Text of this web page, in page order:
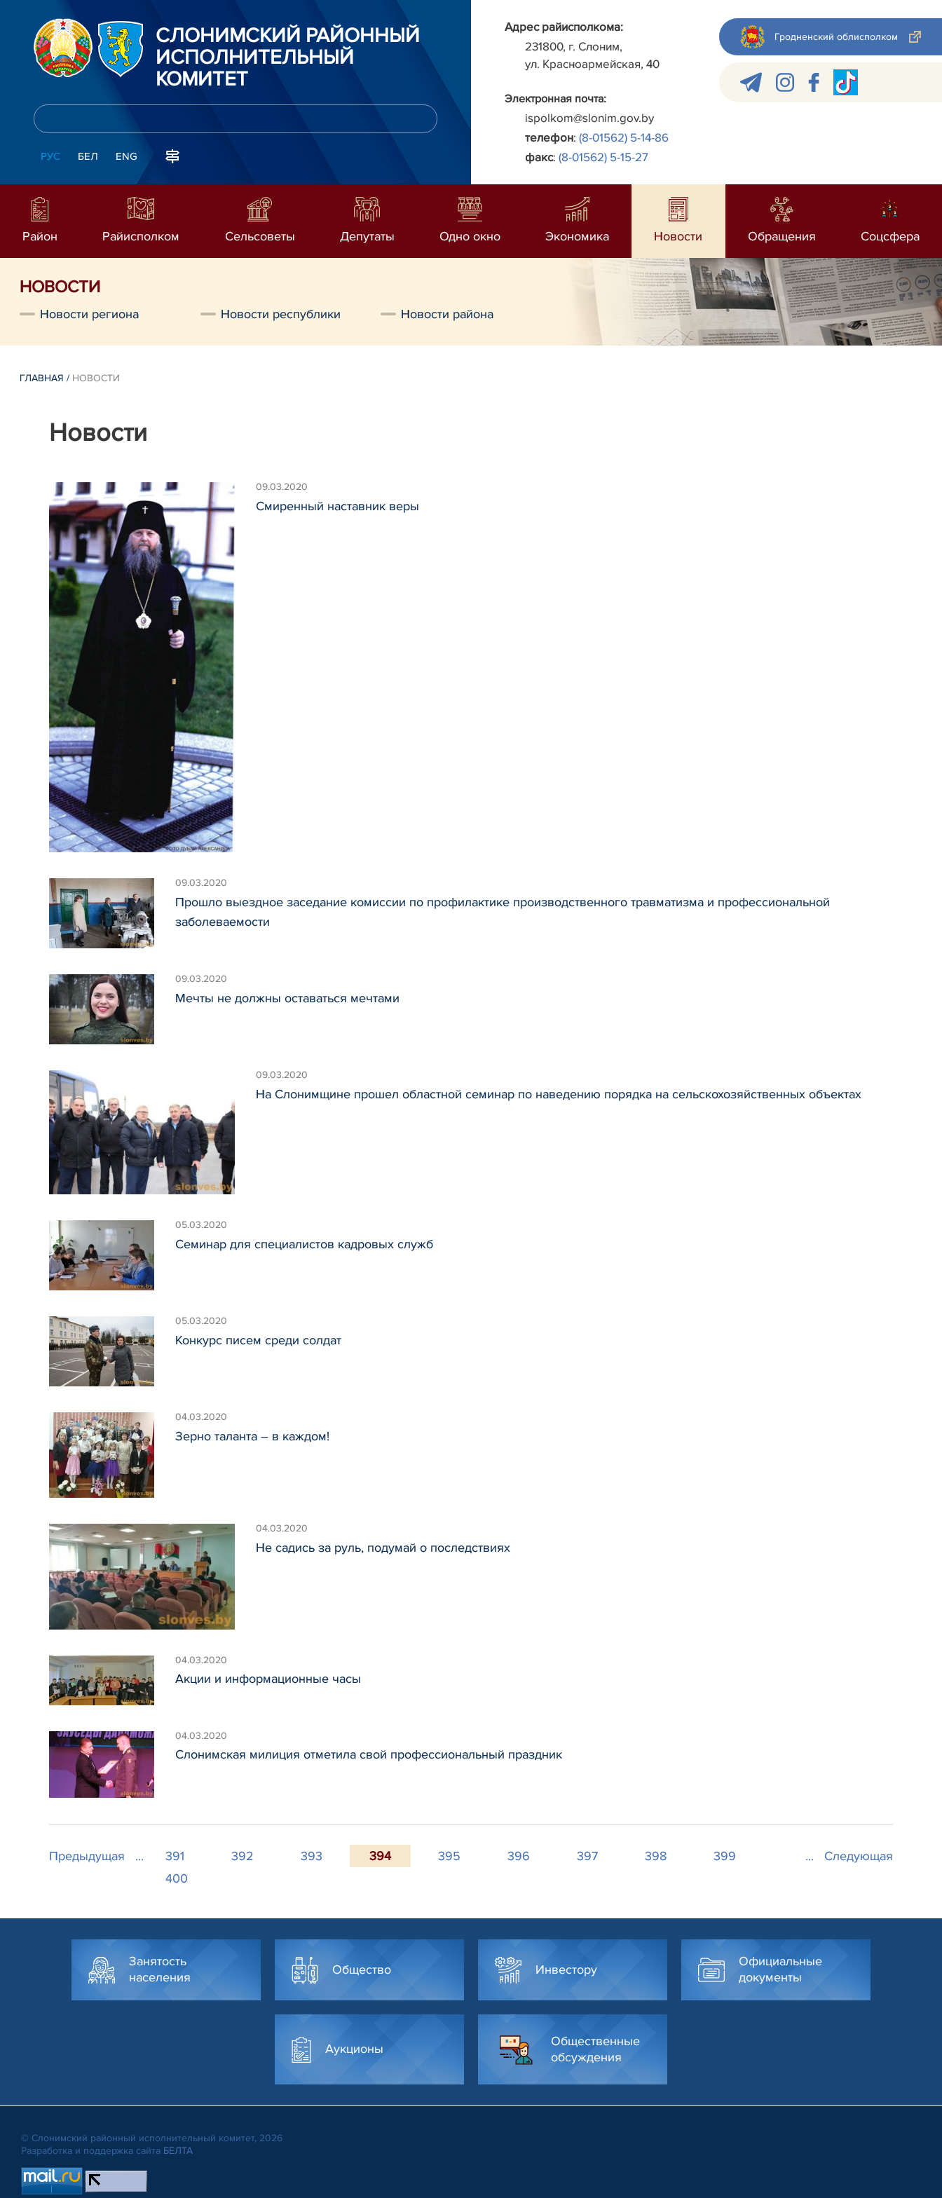
СЛОНИМСКИЙ РАЙОННЫЙ
ИСПОЛНИТЕЛЬНЫЙ
КОМИТЕТ
РУС БЕЛ ENG
Адрес райисполкома:
231800, г. Слоним,
ул. Красноармейская, 40
Электронная почта:
ispolkom@slonim.gov.by
телефон: (8-01562) 5-14-86
факс: (8-01562) 5-15-27
Гродненский облисполком
Район Райисполком Сельсоветы Депутаты Одно окно Экономика Новости Обращения Соцсфера
НОВОСТИ
Новости региона Новости республики Новости района
ГЛАВНАЯ / НОВОСТИ
Новости
09.03.2020
Смиренный наставник веры
09.03.2020
Прошло выездное заседание комиссии по профилактике производственного травматизма и профессиональной
заболеваемости
09.03.2020
Мечты не должны оставаться мечтами
09.03.2020
На Слонимщине прошел областной семинар по наведению порядка на сельскохозяйственных объектах
05.03.2020
Семинар для специалистов кадровых служб
05.03.2020
Конкурс писем среди солдат
04.03.2020
Зерно таланта – в каждом!
04.03.2020
Не садись за руль, подумай о последствиях
04.03.2020
Акции и информационные часы
04.03.2020
Слонимская милиция отметила свой профессиональный праздник
Предыдущая ... 391 392 393 394 395 396 397 398
399
400
... Следующая
Занятость
населения
Общество Инвестору
Официальные
документы
Аукционы
Общественные
обсуждения
© Слонимский районный исполнительный комитет, 2026
Разработка и поддержка сайта БЕЛТА